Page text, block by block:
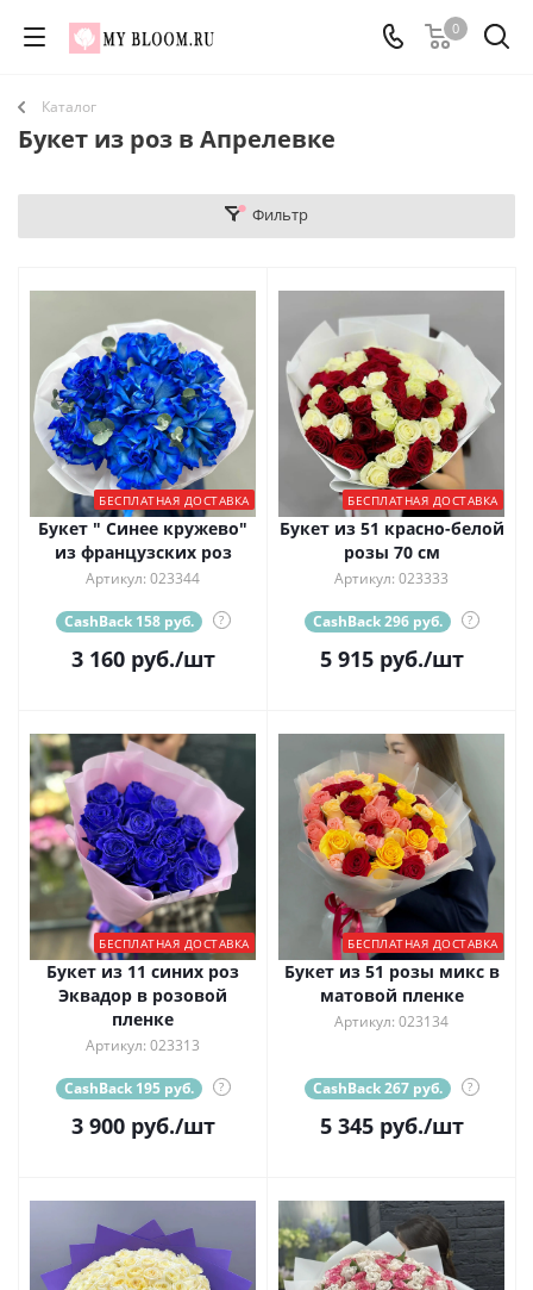
0
Каталог
Букет из роз в Апрелевке
Фильтр
БЕСПЛАТНАЯ ДОСТАВКА
Букет " Синее кружево"
из французских роз
Артикул: 023344
CashBack 158 руб. ?
3 160руб./шт
БЕСПЛАТНАЯ ДОСТАВКА
Букет из 51 красно-белой
розы 70 см
Артикул: 023333
CashBack 296 руб. ?
5 915руб./шт
БЕСПЛАТНАЯ ДОСТАВКА
Букет из 11 синих роз
Эквадор в розовой
пленке
Артикул: 023313
CashBack 195 руб. ?
3 900руб./шт
БЕСПЛАТНАЯ ДОСТАВКА
Букет из 51 розы микс в
матовой пленке
Артикул: 023134
CashBack 267 руб. ?
5 345руб./шт